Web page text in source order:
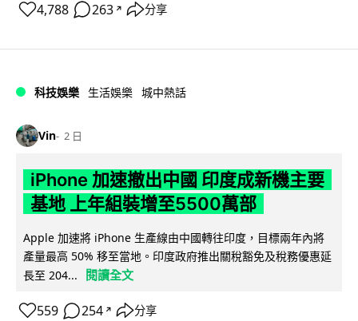
4,788 263 ↗ 分享
科技娛樂 生活娛樂 城中熱話
Vin 2 日
iPhone 加速撤出中國 印度成新機主要
基地 上年組裝增至5500萬部
Apple 加速將 iPhone 生產線由中國轉往印度，目標兩年內將
產量最高 50% 移至當地。印度政府推出關稅豁免及稅務優惠延
長至 204...
閱讀全文
559 254 ↗ 分享